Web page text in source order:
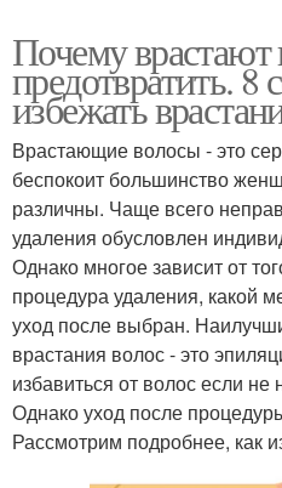
Почему врастают
предотвратить. 8
избежать
Врастающие волосы - это
беспокоит большинство
различны. Чаще всего
удаления обусловлен
Однако многое зависит от
процедура удаления, какой
уход после выбран.
врастания волос - это
избавиться от волос если не
Однако уход после
Рассмотрим подробнее, как